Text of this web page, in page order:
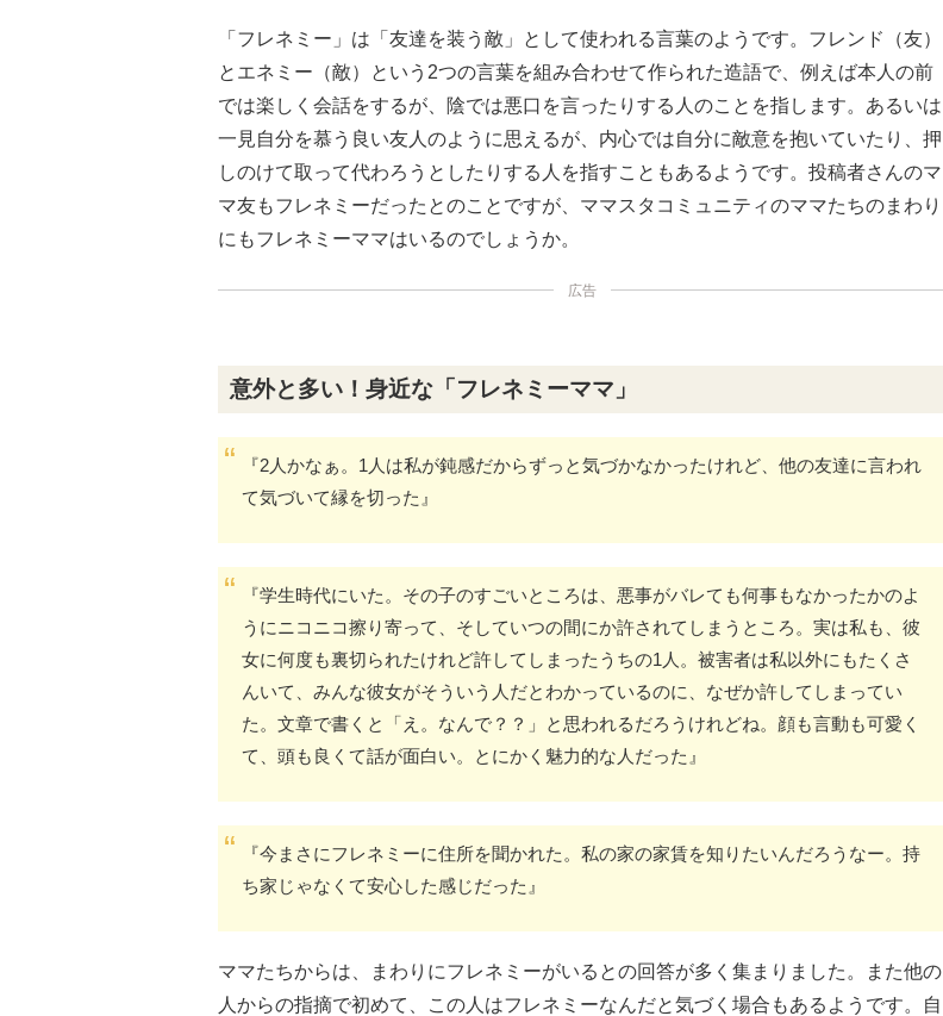
「フレネミー」は「友達を装う敵」として使われる言葉のようです。フレンド（友）
とエネミー（敵）という2つの言葉を組み合わせて作られた造語で、例えば本人の前
では楽しく会話をするが、陰では悪口を言ったりする人のことを指します。あるいは
一見自分を慕う良い友人のように思えるが、内心では自分に敵意を抱いていたり、押
しのけて取って代わろうとしたりする人を指すこともあるようです。投稿者さんのマ
マ友もフレネミーだったとのことですが、ママスタコミュニティのママたちのまわり
にもフレネミーママはいるのでしょうか。
広告
意外と多い！身近な「フレネミーママ」
『2人かなぁ。1人は私が鈍感だからずっと気づかなかったけれど、他の友達に言われ
て気づいて縁を切った』
『学生時代にいた。その子のすごいところは、悪事がバレても何事もなかったかのよ
うにニコニコ擦り寄って、そしていつの間にか許されてしまうところ。実は私も、彼
女に何度も裏切られたけれど許してしまったうちの1人。被害者は私以外にもたくさ
んいて、みんな彼女がそういう人だとわかっているのに、なぜか許してしまってい
た。文章で書くと「え。なんで？？」と思われるだろうけれどね。顔も言動も可愛く
て、頭も良くて話が面白い。とにかく魅力的な人だった』
『今まさにフレネミーに住所を聞かれた。私の家の家賃を知りたいんだろうなー。持
ち家じゃなくて安心した感じだった』
ママたちからは、まわりにフレネミーがいるとの回答が多く集まりました。また他の
人からの指摘で初めて、この人はフレネミーなんだと気づく場合もあるようです。自